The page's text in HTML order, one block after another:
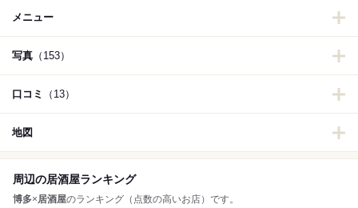
メニュー
写真 （153）
口コミ （13）
地図
周辺の居酒屋ランキング
博多×居酒屋のランキング（点数の高いお店）です。